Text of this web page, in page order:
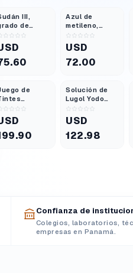
III,
de
g
Azul de
metileno,
polvo, grado
de laboratorio,
25 g
USD
72.00
de
Solución de
Lugol Yodo
500ml
USD
122.98
Confianza de
Colegios, laboratorios,
empresas en Panamá.